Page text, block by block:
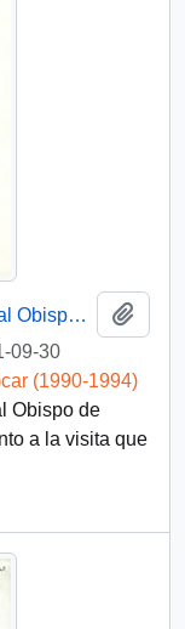
[Carta del Presidente Patricio Aylwin al Obispo de Aysén, Aldo Lazzarin]
09-30
(1990-1994)
Obispo de
a la visita que